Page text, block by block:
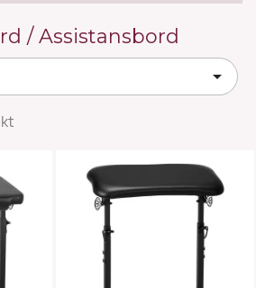
/ Assistansbord
